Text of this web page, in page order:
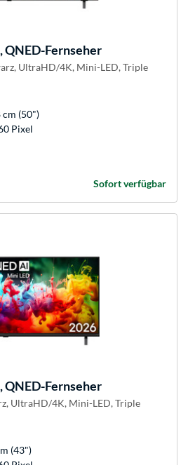
QNED-Fernseher
UltraHD/4K, Mini-LED, Triple
cm (50")
Pixel
Sofort verfügbar
QNED-Fernseher
UltraHD/4K, Mini-LED, Triple
(43")